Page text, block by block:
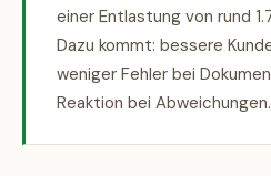
einer Entlastung von rund
Dazu kommt: bessere
weniger Fehler bei
Reaktion bei Abweichungen.